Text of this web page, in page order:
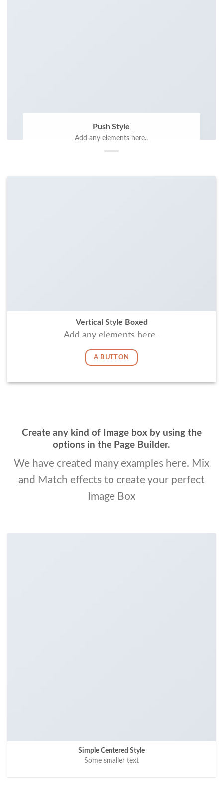
Push Style
Add any elements here..
Vertical Style Boxed
Add any elements here..
A BUTTON
Create any kind of Image box by using the
options in the Page Builder.
We have created many examples here. Mix
and Match effects to create your perfect
Image Box
Simple Centered Style
Some smaller text